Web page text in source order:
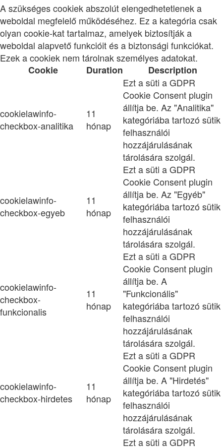
A szükséges cookiek abszolút elengedhetetlenek a
weboldal megfelelő működéséhez. Ez a kategória csak
olyan cookie-kat tartalmaz, amelyek biztosítják a
weboldal alapvető funkcióit és a biztonsági funkciókat.
Ezek a cookiek nem tárolnak személyes adatokat.
Cookie
Duration Description
cookielawinfo-
checkbox-analitika
11
hónap
Ezt a süti a GDPR
Cookie Consent plugin
állítja be. Az "Analitika"
kategóriába tartozó sütik
felhasználói
hozzájárulásának
tárolására szolgál.
cookielawinfo-
checkbox-egyeb
11
hónap
Ezt a süti a GDPR
Cookie Consent plugin
állítja be. Az "Egyéb"
kategóriába tartozó sütik
felhasználói
hozzájárulásának
tárolására szolgál.
cookielawinfo-
checkbox-
funkcionalis
11
hónap
Ezt a süti a GDPR
Cookie Consent plugin
állítja be. A
"Funkcionális"
kategóriába tartozó sütik
felhasználói
hozzájárulásának
tárolására szolgál.
cookielawinfo-
checkbox-hirdetes
11
hónap
Ezt a süti a GDPR
Cookie Consent plugin
állítja be. A "Hirdetés"
kategóriába tartozó sütik
felhasználói
hozzájárulásának
tárolására szolgál.
Ezt a süti a GDPR